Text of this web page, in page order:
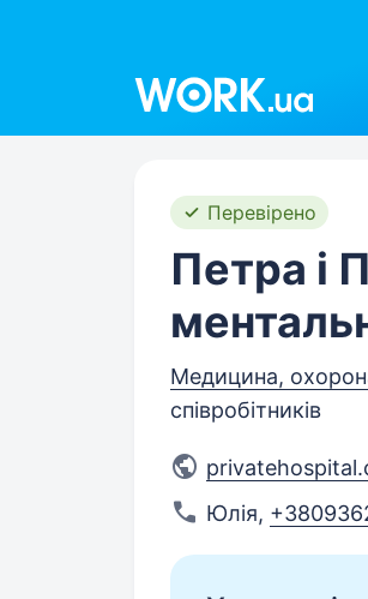
Перевірено
Петра і
Медицина,
співробітників
Юлія,